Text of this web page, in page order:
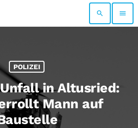
search menu
POLIZEI
in Altusried:
Mann auf